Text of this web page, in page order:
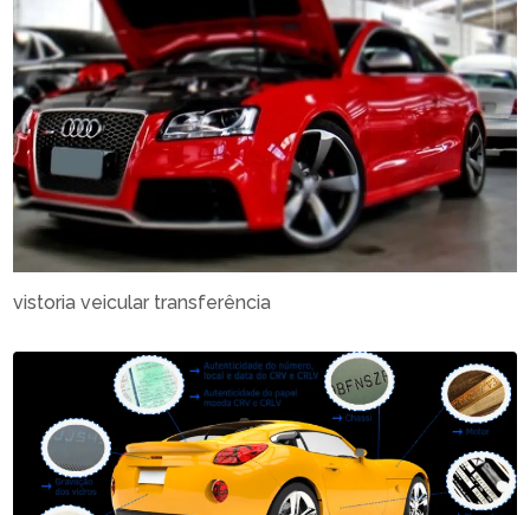
vistoria veicular transferência